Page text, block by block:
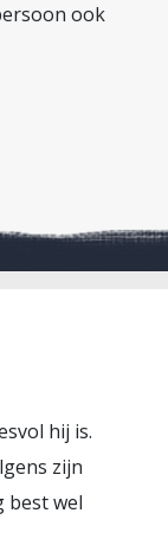
ook
hij is.
zijn
best wel